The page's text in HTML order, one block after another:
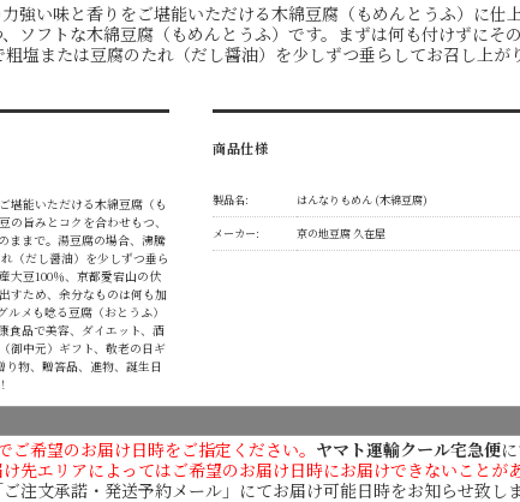
強い味と香りをご堪能いただける木綿豆腐（もめんとうふ）に仕
ソフトな木綿豆腐（もめんとうふ）です。まずは何も付けずにそ
塩または豆腐のたれ（だし醤油）を少しずつ垂らしてお召し上が
堪能いただける木綿豆腐（も
旨みとコクを合わせもつ、
ままで。湯豆腐の場合、沸騰
（だし醤油）を少しずつ垂ら
大豆100％、京都愛宕山の伏
すため、余分なものは何も加
メも唸る豆腐（おとうふ）
食品で美容、ダイエット、酒
御中元）ギフト、敬老の日ギ
り物、贈答品、進物、誕生日
商品仕様
製品名: はんなりもめん (木綿豆腐)
メーカー: 京の地豆腐 久在屋
ご希望のお届け日時をご指定ください。 ヤマト運輸クール宅急便
先エリアによってはご希望のお届け日時にお届けできないことがあ
注文承諾・発送予約メール」にてお届け可能日時をお知らせ致し